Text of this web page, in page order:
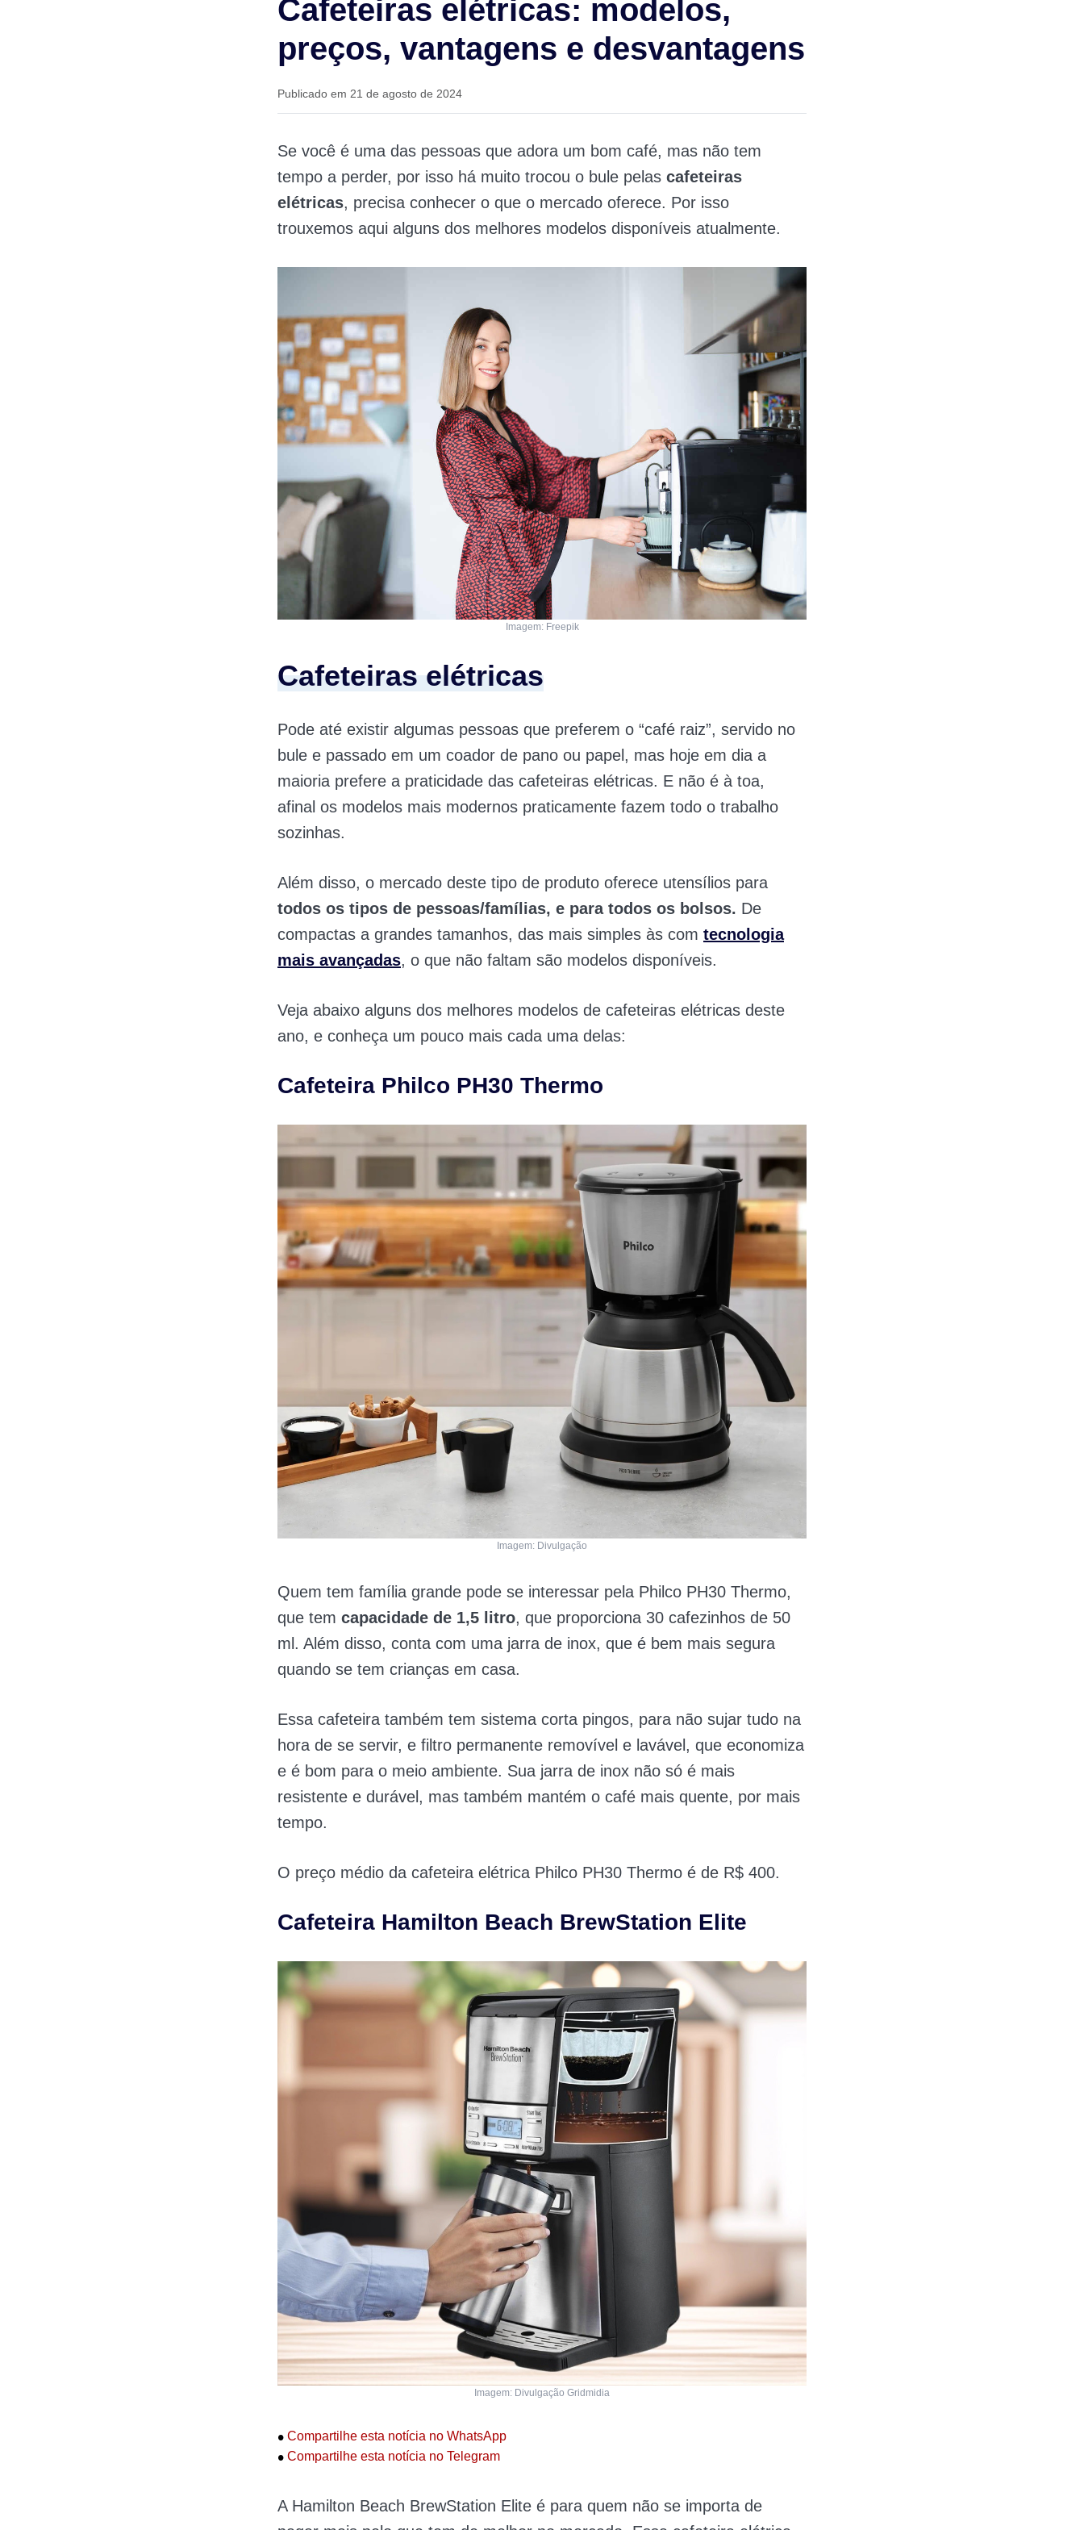
Cafeteiras elétricas: modelos,
preços, vantagens e desvantagens
Publicado em 21 de agosto de 2024
Se você é uma das pessoas que adora um bom café, mas não tem
tempo a perder, por isso há muito trocou o bule pelas cafeteiras
elétricas, precisa conhecer o que o mercado oferece. Por isso
trouxemos aqui alguns dos melhores modelos disponíveis atualmente.
Imagem: Freepik
Cafeteiras elétricas
Pode até existir algumas pessoas que preferem o “café raiz”, servido no
bule e passado em um coador de pano ou papel, mas hoje em dia a
maioria prefere a praticidade das cafeteiras elétricas. E não é à toa,
afinal os modelos mais modernos praticamente fazem todo o trabalho
sozinhas.
Além disso, o mercado deste tipo de produto oferece utensílios para
todos os tipos de pessoas/famílias, e para todos os bolsos. De
compactas a grandes tamanhos, das mais simples às com tecnologia
mais avançadas, o que não faltam são modelos disponíveis.
Veja abaixo alguns dos melhores modelos de cafeteiras elétricas deste
ano, e conheça um pouco mais cada uma delas:
Cafeteira Philco PH30 Thermo
Imagem: Divulgação
Quem tem família grande pode se interessar pela Philco PH30 Thermo,
que tem capacidade de 1,5 litro, que proporciona 30 cafezinhos de 50
ml. Além disso, conta com uma jarra de inox, que é bem mais segura
quando se tem crianças em casa.
Essa cafeteira também tem sistema corta pingos, para não sujar tudo na
hora de se servir, e filtro permanente removível e lavável, que economiza
e é bom para o meio ambiente. Sua jarra de inox não só é mais
resistente e durável, mas também mantém o café mais quente, por mais
tempo.
O preço médio da cafeteira elétrica Philco PH30 Thermo é de R$ 400.
Cafeteira Hamilton Beach BrewStation Elite
Imagem: Divulgação Gridmidia
• Compartilhe esta notícia no WhatsApp
• Compartilhe esta notícia no Telegram
A Hamilton Beach BrewStation Elite é para quem não se importa de